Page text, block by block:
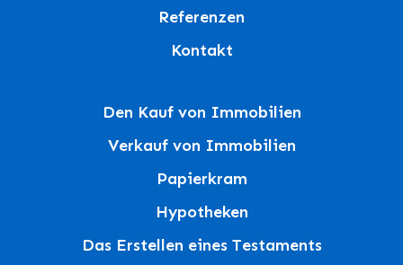
Referenzen
Kontakt
Den Kauf von Immobilien
Verkauf von Immobilien
Papierkram
Hypotheken
Das Erstellen eines Testaments